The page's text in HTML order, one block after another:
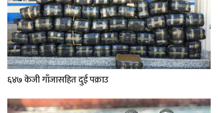
६४७ केजी गाँजासहित दुई पक्राउ